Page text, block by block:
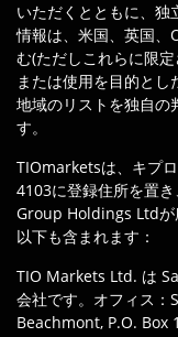
いただくとともに、独
情報は、米国、英国、
む(ただしこれらに限
または使用を目的とし
地域のリストを独自の
す。
TIOmarketsは、キプ
4103に登録住所を置
Group Holdings Ltdが
以下も含まれます：
TIO Markets Ltd. は
会社です。オフィス
Beachmont, P.O. Box